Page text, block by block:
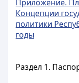
Приложение.
Концепции
политики
годы
Раздел 1.